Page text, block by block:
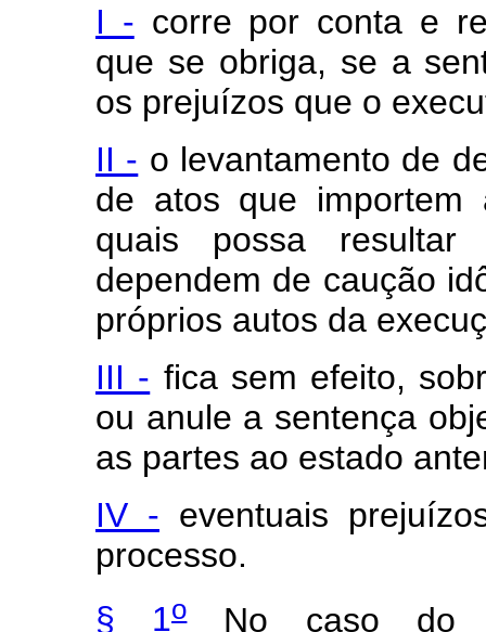
I - corre por conta e
que se obriga, se a
os prejuízos que o
II - o levantamento de
de atos que importem
quais possa
dependem de caução
próprios autos da
III - fica sem efeito,
ou anule a sentença
as partes ao estado
IV - eventuais
processo.
§ 1oNo caso do